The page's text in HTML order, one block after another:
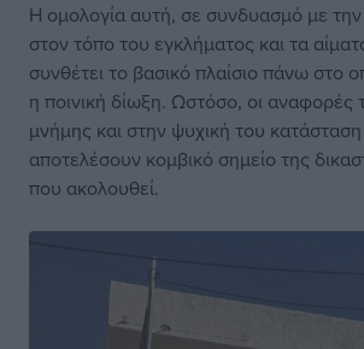
Η ομολογία αυτή, σε συνδυασμό με
στον τόπο του εγκλήματος και τα
συνθέτει το βασικό πλαίσιο πάνω στο
η ποινική δίωξη. Ωστόσο, οι αναφορές
μνήμης και στην ψυχική του
αποτελέσουν κομβικό σημείο της
που ακολουθεί.